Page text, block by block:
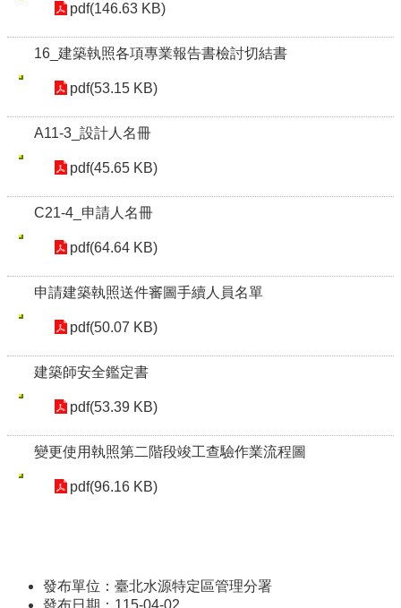
pdf(146.63 KB)
16_建築執照各項專業報告書檢討切結書
pdf(53.15 KB)
A11-3_設計人名冊
pdf(45.65 KB)
C21-4_申請人名冊
pdf(64.64 KB)
申請建築執照送件審圖手續人員名單
pdf(50.07 KB)
建築師安全鑑定書
pdf(53.39 KB)
變更使用執照第二階段竣工查驗作業流程圖
pdf(96.16 KB)
發布單位：臺北水源特定區管理分署
發布日期：115-04-02